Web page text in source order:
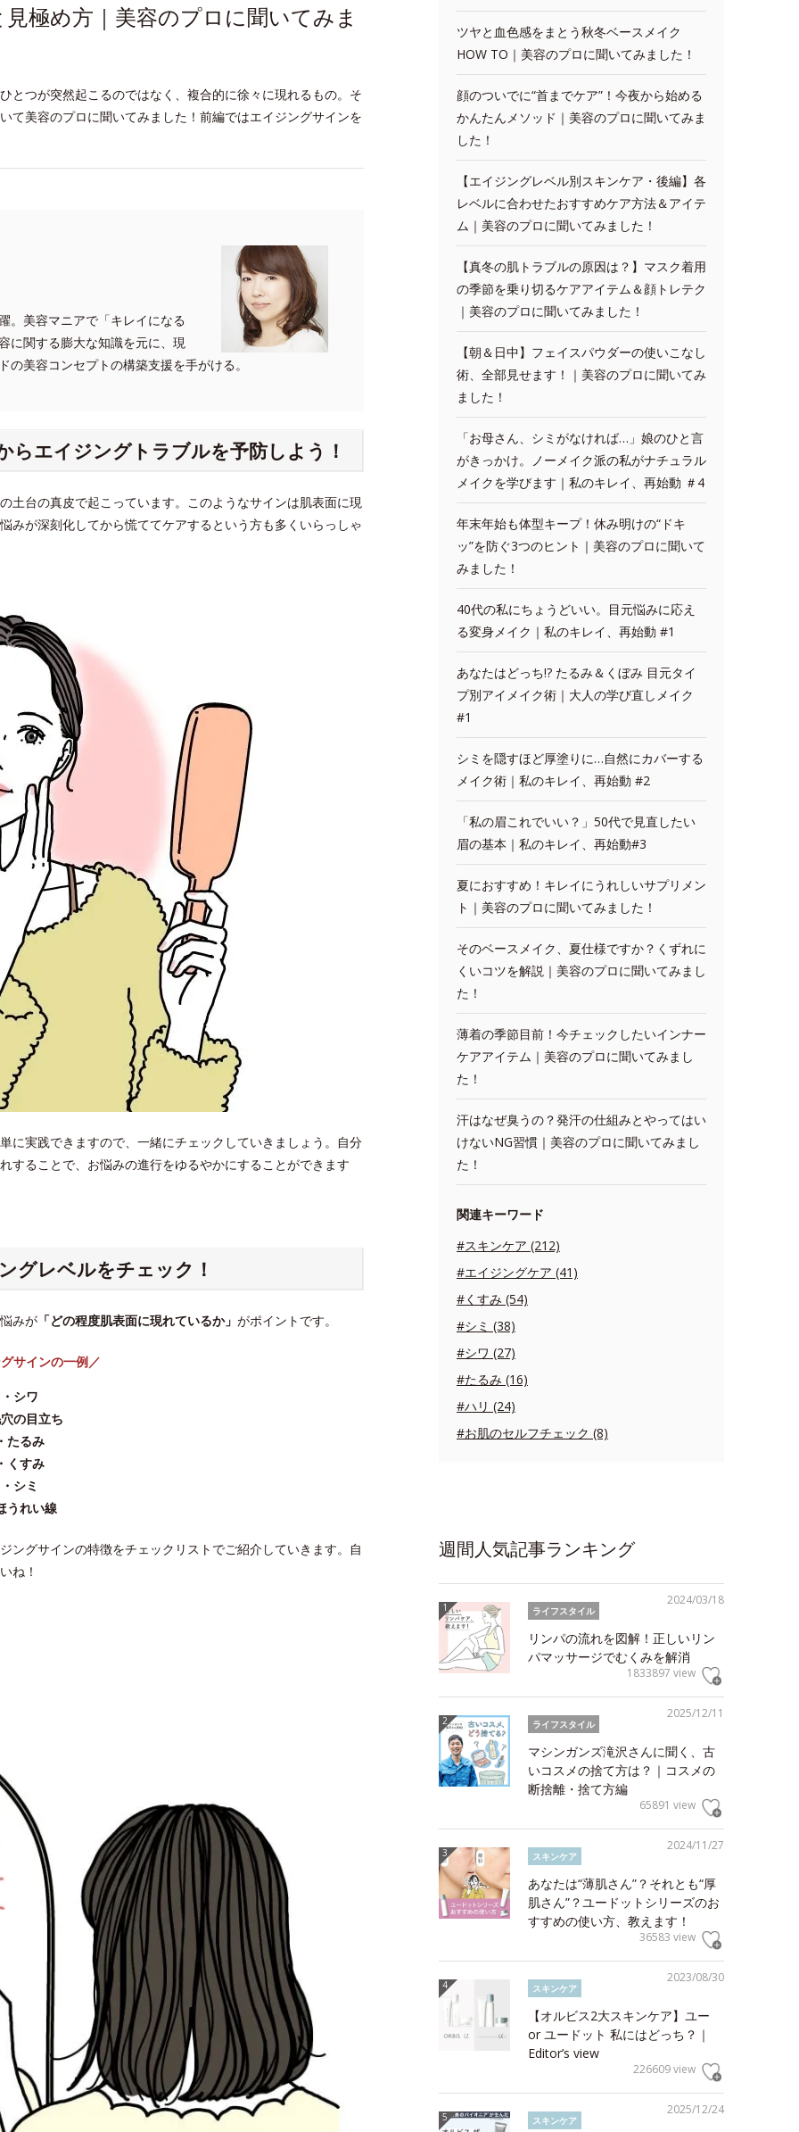
極め方｜美容のプロに聞いてみま
とつが突然起こるのではなく、複合的に徐々に現れるもの。そ
て美容のプロに聞いてみました！前編ではエイジングサインを
。美容マニアで「キレイになる
に関する膨大な知識を元に、現
美容コンセプトの構築支援を手がける。
エイジングトラブルを予防しよう！
土台の真皮で起こっています。このようなサインは肌表面に現
みが深刻化してから慌ててケアするという方も多くいらっしゃ
に実践できますので、一緒にチェックしていきましょう。自分
することで、お悩みの進行をゆるやかにすることができます
グレベルをチェック！
みが 「どの程度肌表面に現れているか」 がポイントです。
サインの一例／
・シワ
の目立ち
たるみ
くすみ
・シミ
うれい線
ングサインの特徴をチェックリストでご紹介していきます。自
ね！
ツヤと血色感をまとう秋冬ベースメイク
HOW TO｜美容のプロに聞いてみました！
顔のついでに“首までケア”！今夜から始める
かんたんメソッド｜美容のプロに聞いてみま
した！
【エイジングレベル別スキンケア・後編】各
レベルに合わせたおすすめケア方法＆アイテ
ム｜美容のプロに聞いてみました！
【真冬の肌トラブルの原因は？】マスク着用
の季節を乗り切るケアアイテム＆顔トレテク
｜美容のプロに聞いてみました！
【朝＆日中】フェイスパウダーの使いこなし
術、全部見せます！｜美容のプロに聞いてみ
ました！
「お母さん、シミがなければ…」娘のひと言
がきっかけ。ノーメイク派の私がナチュラル
メイクを学びます｜私のキレイ、再始動 ＃4
年末年始も体型キープ！休み明けの“ドキ
ッ”を防ぐ3つのヒント｜美容のプロに聞いて
みました！
40代の私にちょうどいい。目元悩みに応え
る変身メイク｜私のキレイ、再始動 #1
あなたはどっち!? たるみ＆くぼみ 目元タイ
プ別アイメイク術｜大人の学び直しメイク
#1
シミを隠すほど厚塗りに…自然にカバーする
メイク術｜私のキレイ、再始動 #2
「私の眉これでいい？」50代で見直したい
眉の基本｜私のキレイ、再始動#3
夏におすすめ！キレイにうれしいサプリメン
ト｜美容のプロに聞いてみました！
そのベースメイク、夏仕様ですか？くずれに
くいコツを解説｜美容のプロに聞いてみまし
た！
薄着の季節目前！今チェックしたいインナー
ケアアイテム｜美容のプロに聞いてみまし
た！
汗はなぜ臭うの？発汗の仕組みとやってはい
けないNG習慣｜美容のプロに聞いてみまし
た！
関連キーワード
#スキンケア (212)
#エイジングケア (41)
#くすみ (54)
#シミ (38)
#シワ (27)
#たるみ (16)
#ハリ (24)
#お肌のセルフチェック (8)
週間人気記事ランキング
2024/03/18
ライフスタイル
リンパの流れを図解！正しいリン
パマッサージでむくみを解消
1833897 view
2025/12/11
ライフスタイル
マシンガンズ滝沢さんに聞く、古
いコスメの捨て方は？｜コスメの
断捨離・捨て方編
65891 view
2024/11/27
スキンケア
あなたは“薄肌さん”？それとも“厚
肌さん”？ユードットシリーズのお
すすめの使い方、教えます！
36583 view
2023/08/30
スキンケア
【オルビス2大スキンケア】ユー
or ユードット 私にはどっち？｜
Editor’s view
226609 view
2025/12/24
スキンケア